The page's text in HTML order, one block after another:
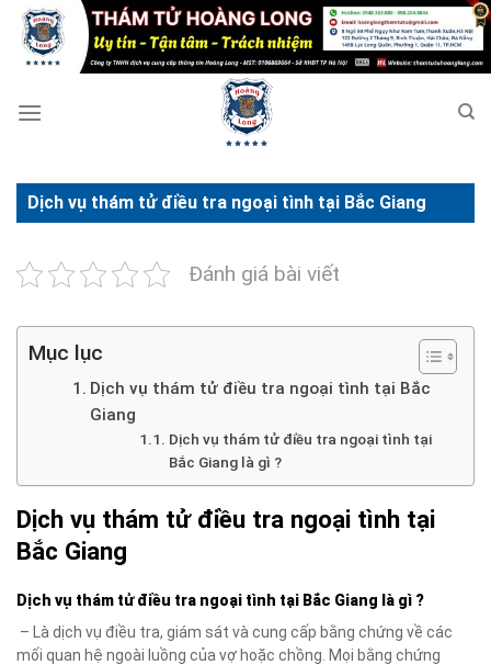
qua
Dịch vụ thám tử điều tra ngoại tình tại Bắc Giang
Đánh giá bài viết
Mục lục
Dịch vụ thám tử điều tra ngoại tình tại Bắc
Giang
Dịch vụ thám tử điều tra ngoại tình tại
Bắc Giang là gì ?
Dịch vụ thám tử điều tra ngoại tình tại
Bắc Giang
Dịch vụ thám tử điều tra ngoại tình tại Bắc Giang là gì ?
– Là dịch vụ điều tra, giám sát và cung cấp bằng chứng về các
mối quan hệ ngoài luồng của vợ hoặc chồng. Mọi bằng chứng